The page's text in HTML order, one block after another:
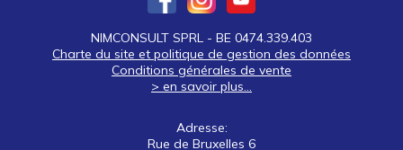
NIMCONSULT SPRL - BE 0474.339.403
Charte du site et politique de gestion des données
Conditions générales de vente
> en savoir plus...
Adresse:
Rue de Bruxelles 6